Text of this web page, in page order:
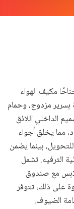
مكيف الهواء
مزدوج، وحمام
اللائق
مما يخلق أجواء
بينما يضمن
الترفيه. تشمل
مع صندوق
على ذلك، تتوفر
الضيوف.